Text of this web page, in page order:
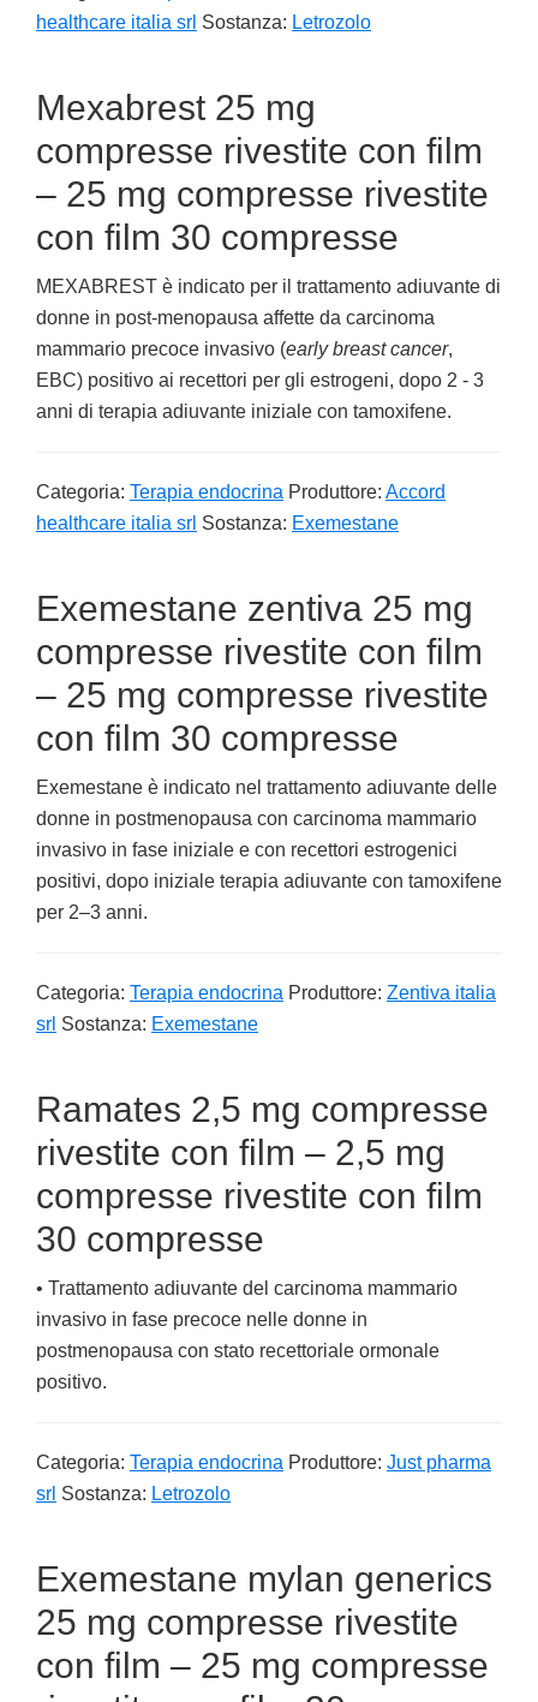
healthcare italia srl Sostanza: Letrozolo
Mexabrest 25 mg
compresse rivestite con film
– 25 mg compresse rivestite
con film 30 compresse
MEXABREST è indicato per il trattamento adiuvante di
donne in post-menopausa affette da carcinoma
mammario precoce invasivo (early breast cancer,
EBC) positivo ai recettori per gli estrogeni, dopo 2 - 3
anni di terapia adiuvante iniziale con tamoxifene.
Categoria: Terapia endocrina Produttore: Accord
healthcare italia srl Sostanza: Exemestane
Exemestane zentiva 25 mg
compresse rivestite con film
– 25 mg compresse rivestite
con film 30 compresse
Exemestane è indicato nel trattamento adiuvante delle
donne in postmenopausa con carcinoma mammario
invasivo in fase iniziale e con recettori estrogenici
positivi, dopo iniziale terapia adiuvante con tamoxifene
per 2–3 anni.
Categoria: Terapia endocrina Produttore: Zentiva italia
srl Sostanza: Exemestane
Ramates 2,5 mg compresse
rivestite con film – 2,5 mg
compresse rivestite con film
30 compresse
• Trattamento adiuvante del carcinoma mammario
invasivo in fase precoce nelle donne in
postmenopausa con stato recettoriale ormonale
positivo.
Categoria: Terapia endocrina Produttore: Just pharma
srl Sostanza: Letrozolo
Exemestane mylan generics
25 mg compresse rivestite
con film – 25 mg compresse